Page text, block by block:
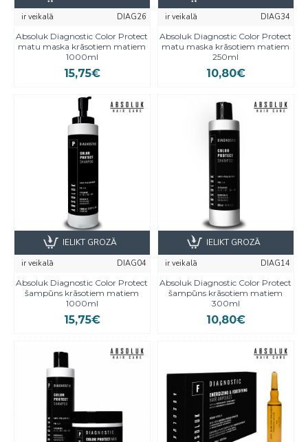
ir veikalā
DIAG26
Absoluk Diagnostic Color Protect
matu maska krāsotiem matiem
1000ml
15,75€
ir veikalā
DIAG34
Absoluk Diagnostic Color Protect
matu maska krāsotiem matiem
250ml
10,80€
ir veikalā
DIAG04
Absoluk Diagnostic Color Protect
šampūns krāsotiem matiem
1000ml
15,75€
IELIKT GROZĀ
ir veikalā
DIAG14
Absoluk Diagnostic Color Protect
šampūns krāsotiem matiem
300ml
10,80€
IELIKT GROZĀ